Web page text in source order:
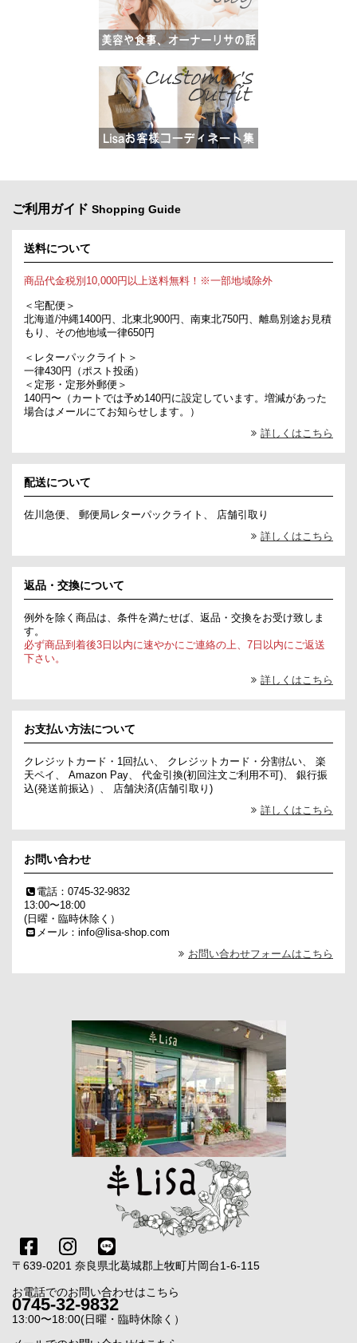
ご利用ガイド Shopping Guide
送料について
商品代金税別10,000円以上送料無料！※一部地域除外
＜宅配便＞
北海道/沖縄1400円、北東北900円、南東北750円、離島別途お見積
もり、その他地域一律650円
＜レターパックライト＞
一律430円（ポスト投函）
＜定形・定形外郵便＞
140円〜（カートでは予め140円に設定しています。増減があった
場合はメールにてお知らせします。）
詳しくはこちら
配送について
佐川急便、 郵便局レターパックライト、 店舗引取り
詳しくはこちら
返品・交換について
例外を除く商品は、条件を満たせば、返品・交換をお受け致しま
す。
必ず商品到着後3日以内に速やかにご連絡の上、7日以内にご返送
下さい。
詳しくはこちら
お支払い方法について
クレジットカード・1回払い、 クレジットカード・分割払い、 楽
天ペイ、 Amazon Pay、 代金引換(初回注文ご利用不可)、 銀行振
込(発送前振込）、 店舗決済(店舗引取り)
詳しくはこちら
お問い合わせ
電話：0745-32-9832
13:00〜18:00
(日曜・臨時休除く）
メール：info@lisa-shop.com
お問い合わせフォームはこちら
〒639-0201 奈良県北葛城郡上牧町片岡台1-6-115
お電話でのお問い合わせはこちら
0745-32-9832
13:00〜18:00(日曜・臨時休除く）